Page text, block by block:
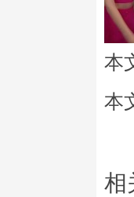
本
本
相